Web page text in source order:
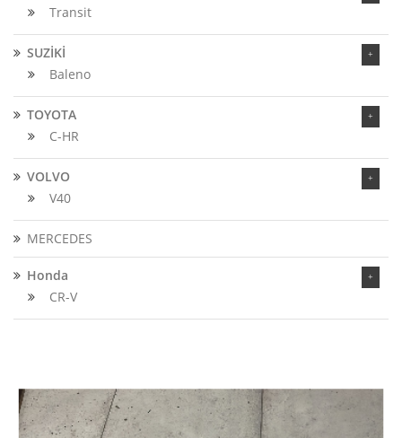
Transit
SUZİKİ
Baleno
TOYOTA
C-HR
VOLVO
V40
MERCEDES
Honda
CR-V